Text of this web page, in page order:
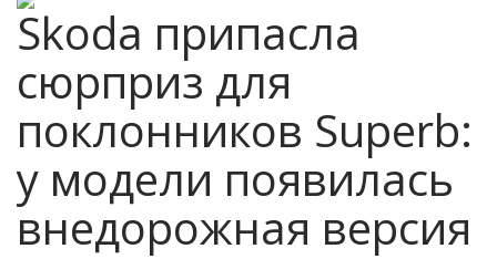
Skoda припасла
сюрприз для
поклонников Superb:
у модели появилась
внедорожная версия